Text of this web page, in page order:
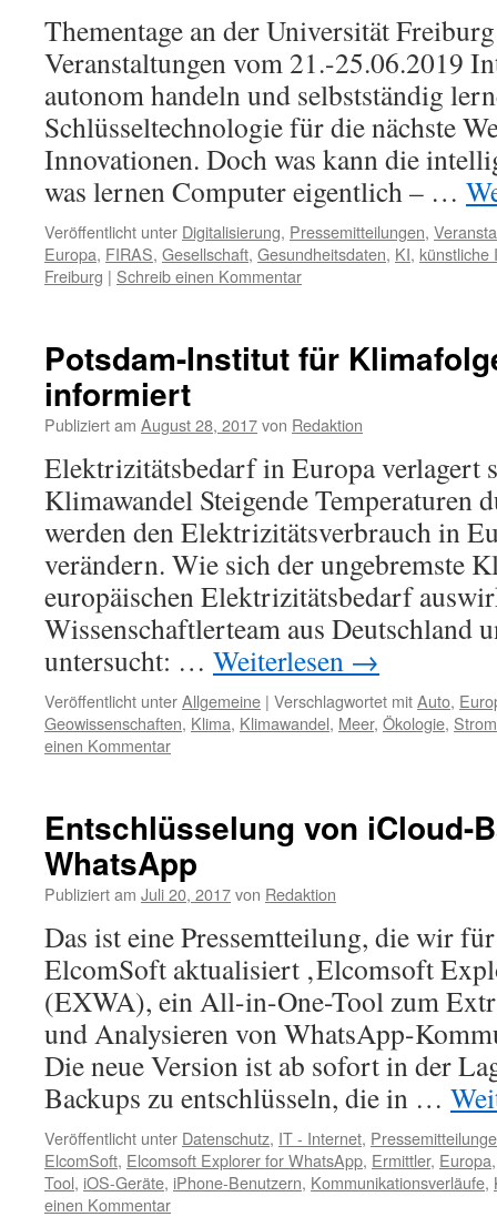
Thementage an der Universität
Veranstaltungen vom 21.-25.06.2019
autonom handeln und selbstständig
Schlüsseltechnologie für die nächste
Innovationen. Doch was kann die
was lernen Computer eigentlich – …
Veröffentlicht unter Digitalisierung, Pressemitteilungen,
Europa, FIRAS, Gesellschaft, Gesundheitsdaten, KI, künstliche
Freiburg | Schreib einen Kommentar
Potsdam-Institut für
informiert
Publiziert am August 28, 2017von Redaktion
Elektrizitätsbedarf in Europa verlagert
Klimawandel Steigende Temperaturen
werden den Elektrizitätsverbrauch in
verändern. Wie sich der ungebremste
europäischen Elektrizitätsbedarf
Wissenschaftlerteam aus Deutschland
untersucht: … Weiterlesen →
Veröffentlicht unterAllgemeine | Verschlagwortet mitAuto,
Geowissenschaften, Klima, Klimawandel, Meer, Ökologie,
einen Kommentar
Entschlüsselung von iCloud-
WhatsApp
Publiziert am Juli 20, 2017von Redaktion
Das ist eine Pressemtteilung, die wir
ElcomSoft aktualisiert ‚Elcomsoft
(EXWA), ein All-in-One-Tool zum
und Analysieren von WhatsApp-
Die neue Version ist ab sofort in der
Backups zu entschlüsseln, die in …
Veröffentlicht unter Datenschutz, IT - Internet,
ElcomSoft, Elcomsoft Explorer for WhatsApp, Ermittler, Europa
Tool, iOS-Geräte, iPhone-Benutzern, Kommunikationsverläufe,
einen Kommentar